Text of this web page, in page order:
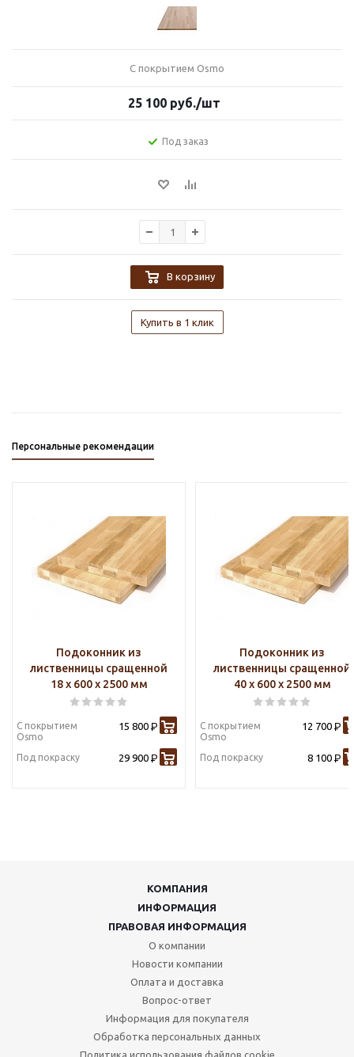
С покрытием Osmo
25 100 руб./шт
Под заказ
В корзину
Купить в 1 клик
Персональные рекомендации
Подоконник из
лиственницы сращенной
18 х 600 х 2500 мм
С покрытием
Osmo
15 800 Р
Под покраску 29 900 Р
Подоконник из
лиственницы сращенной
40 х 600 х 2500 мм
С покрытием
Osmo
12 700 Р
Под покраску 8 100 Р
КОМПАНИЯ
ИНФОРМАЦИЯ
ПРАВОВАЯ ИНФОРМАЦИЯ
О компании
Новости компании
Оплата и доставка
Вопрос-ответ
Информация для покупателя
Обработка персональных данных
Политика использования файлов cookie